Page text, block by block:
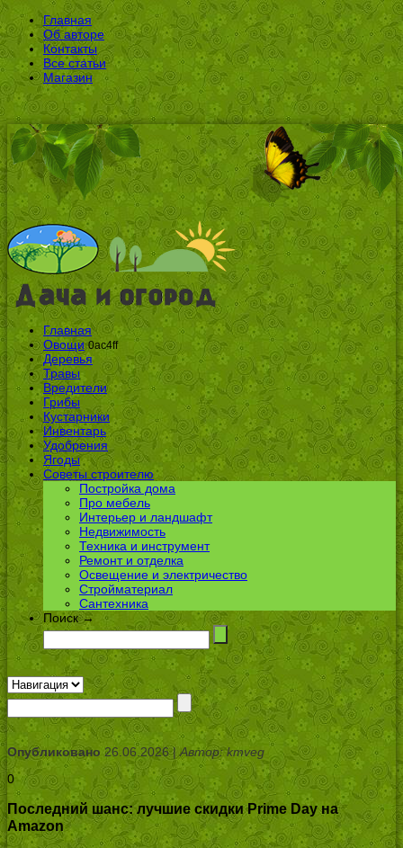
Главная
Об авторе
Контакты
Все статьи
Магазин
Главная
Овощи 0ac4ff
Деревья
Травы
Вредители
Грибы
Кустарники
Инвентарь
Удобрения
Ягоды
Советы строителю
Постройка дома
Про мебель
Интерьер и ландшафт
Недвижимость
Техника и инструмент
Ремонт и отделка
Освещение и электричество
Стройматериал
Сантехника
Поиск →
Опубликовано26.06.2026 |Автор: kmveg
0
Последний шанс: лучшие скидки Prime Day на
Amazon